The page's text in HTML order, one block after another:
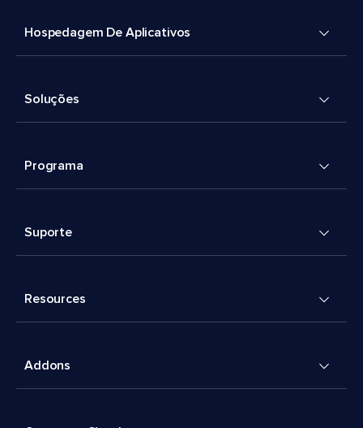
Hospedagem De Aplicativos
Soluções
Programa
Suporte
Resources
Addons